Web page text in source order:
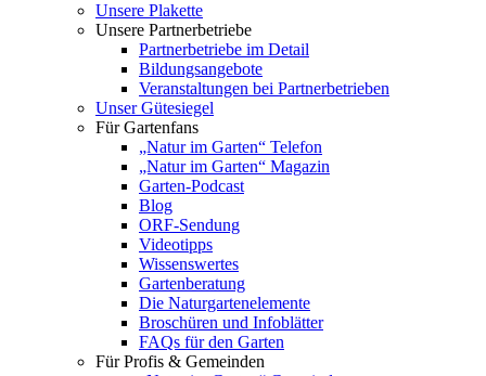
Unsere Plakette
Unsere Partnerbetriebe
Partnerbetriebe im Detail
Bildungsangebote
Veranstaltungen bei Partnerbetrieben
Unser Gütesiegel
Für Gartenfans
„Natur im Garten“ Telefon
„Natur im Garten“ Magazin
Garten-Podcast
Blog
ORF-Sendung
Videotipps
Wissenswertes
Gartenberatung
Die Naturgartenelemente
Broschüren und Infoblätter
FAQs für den Garten
Für Profis & Gemeinden